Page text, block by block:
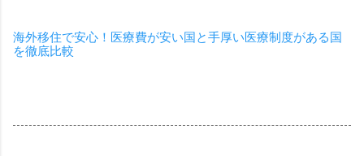
海外移住で安心！医療費が安い国と手厚い医療制度がある国
を徹底比較